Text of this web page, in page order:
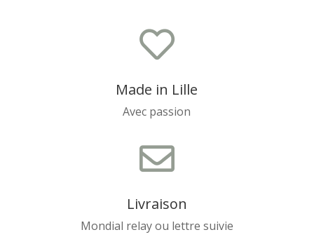

Made in Lille
Avec passion

Livraison
Mondial relay ou lettre suivie